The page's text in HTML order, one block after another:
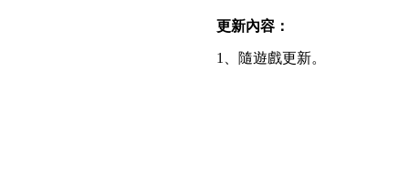
更新內容：
1、隨遊戲更新。